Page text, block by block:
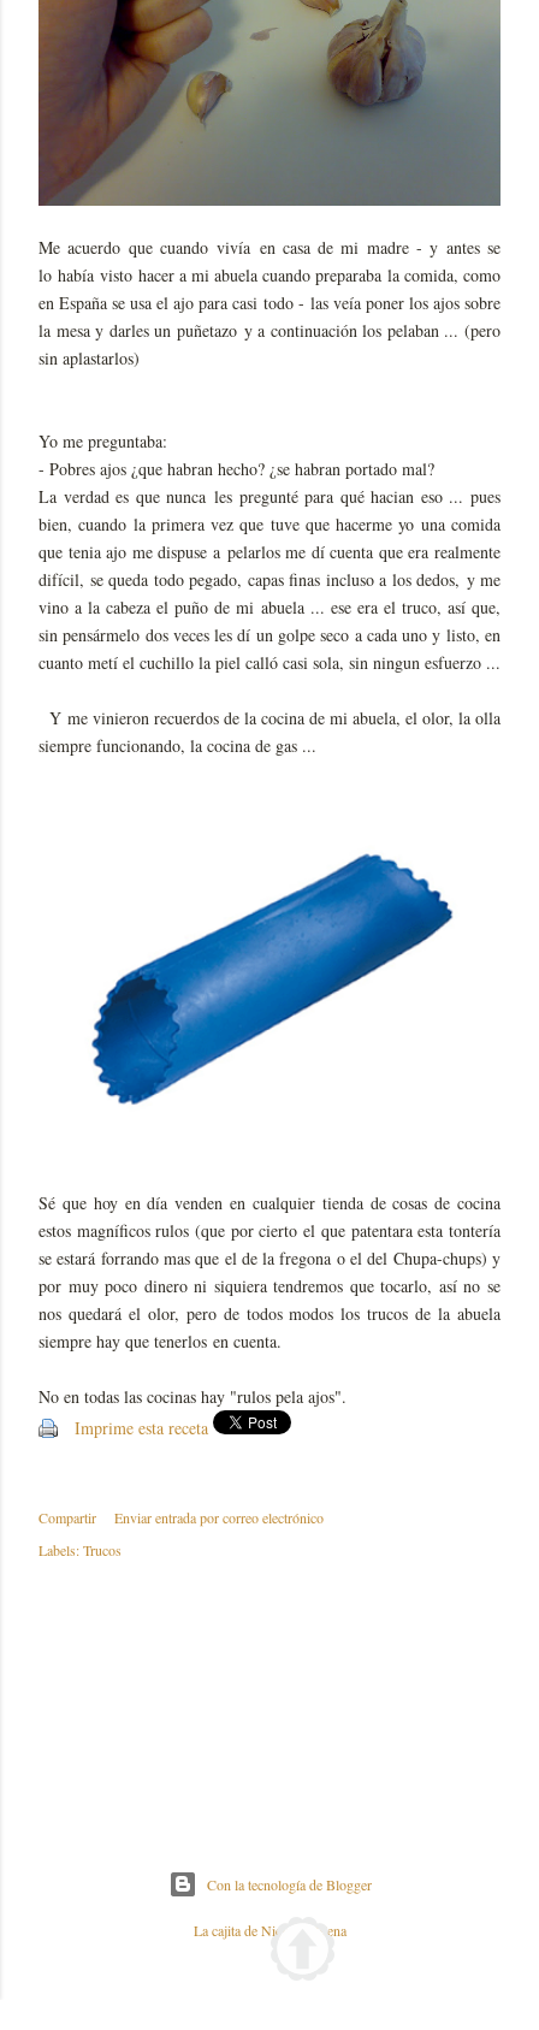
Me acuerdo que cuando vivía en casa de mi madre - y antes se
lo había visto hacer a mi abuela cuando preparaba la comida, como
en España se usa el ajo para casi todo - las veía poner los ajos sobre
la mesa y darles un puñetazo y a continuación los pelaban ... (pero
sin aplastarlos)
Yo me preguntaba:
- Pobres ajos ¿que habran hecho? ¿se habran portado mal?
La verdad es que nunca les pregunté para qué hacian eso ... pues
bien, cuando la primera vez que tuve que hacerme yo una comida
que tenia ajo me dispuse a pelarlos me dí cuenta que era realmente
difícil, se queda todo pegado, capas finas incluso a los dedos, y me
vino a la cabeza el puño de mi abuela ... ese era el truco, así que,
sin pensármelo dos veces les dí un golpe seco a cada uno y listo, en
cuanto metí el cuchillo la piel calló casi sola, sin ningun esfuerzo ...
Y me vinieron recuerdos de la cocina de mi abuela, el olor, la olla
siempre funcionando, la cocina de gas ...
Sé que hoy en día venden en cualquier tienda de cosas de cocina
estos magníficos rulos (que por cierto el que patentara esta tontería
se estará forrando mas que el de la fregona o el del Chupa-chups) y
por muy poco dinero ni siquiera tendremos que tocarlo, así no se
nos quedará el olor, pero de todos modos los trucos de la abuela
siempre hay que tenerlos en cuenta.
No en todas las cocinas hay "rulos pela ajos".
Imprime esta receta
Compartir
Enviar entrada por correo electrónico
Labels:Trucos
Con la tecnología de Blogger
La cajita de Nieves y Elena